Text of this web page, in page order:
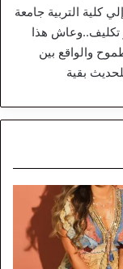
كلية التربية جامعة
تكليف..وعاش هذا
والواقع بين
بقية